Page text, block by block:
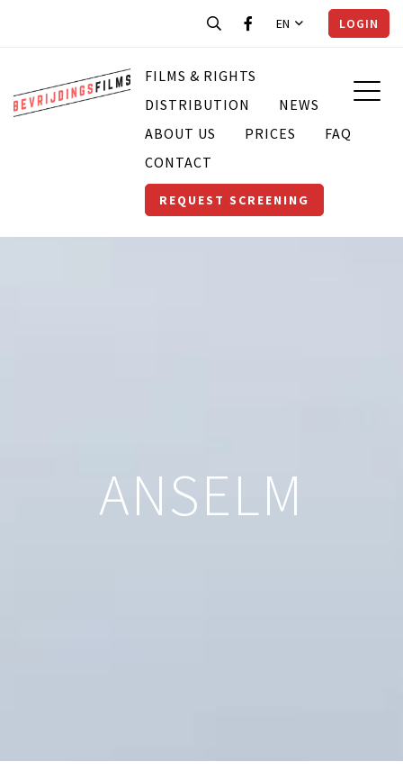
EN LOGIN
FILMS & RIGHTS
DISTRIBUTION
NEWS
ABOUT US
PRICES
FAQ
CONTACT
REQUEST SCREENING
ANSELM